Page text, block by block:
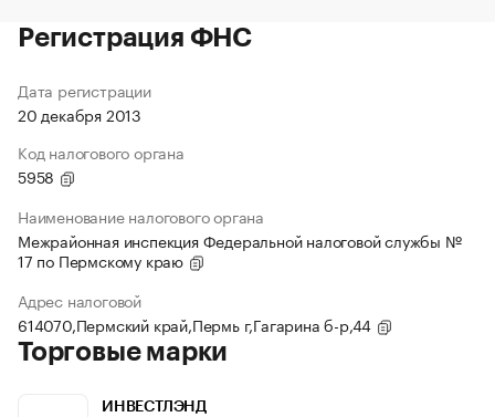
Регистрация ФНС
Дата регистрации
20 декабря 2013
Код налогового органа
5958
Наименование налогового органа
Межрайонная инспекция Федеральной налоговой службы №
17 по Пермскому краю
Адрес налоговой
614070,Пермский край,Пермь г,Гагарина б-р,44
Торговые марки
ИНВЕСТЛЭНД